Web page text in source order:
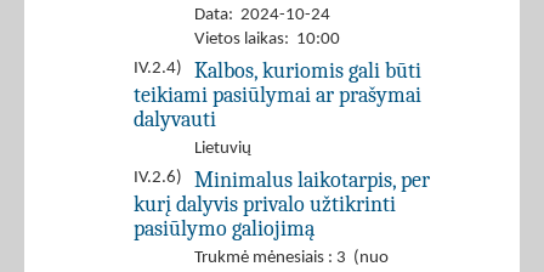
Data: 2024-10-24
Vietos laikas: 10:00
IV.2.4)
Kalbos, kuriomis gali būti
teikiami pasiūlymai ar prašymai
dalyvauti
Lietuvių
IV.2.6)
Minimalus laikotarpis, per
kurį dalyvis privalo užtikrinti
pasiūlymo galiojimą
Trukmė mėnesiais : 3 (nuo